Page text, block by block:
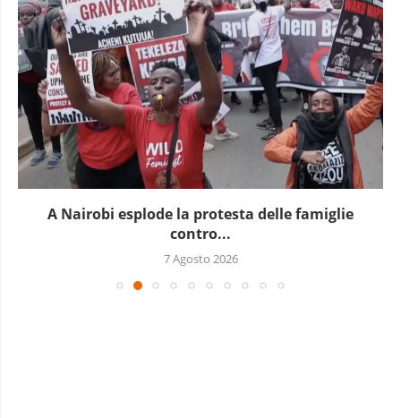
A Nairobi esplode la protesta delle famiglie
contro...
7 Agosto 2026